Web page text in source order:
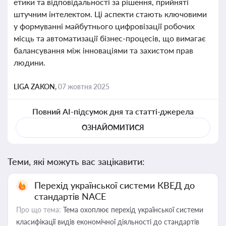
штучним інтелектом. Ці аспекти стають ключовими
у формуванні майбутнього цифровізації робочих
місць та автоматизації бізнес-процесів, що вимагає
балансування між інноваціями та захистом прав
людини.
LIGA ZAKON,07 жовтня 2025
Повний AI-підсумок дня та статті-джерела
ОЗНАЙОМИТИСЯ
Теми, які можуть вас зацікавити:
Перехід української системи КВЕД до
стандартів NACE
Про що тема: Тема охоплює перехід української системи
класифікації видів економічної діяльності до стандартів